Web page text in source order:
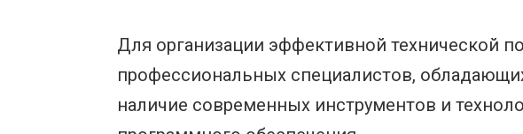
Для организации эффективной технической
профессиональных специалистов,
наличие современных инструментов и